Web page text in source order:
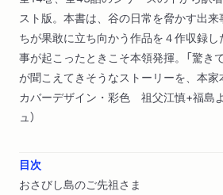
スト版。本書は、谷の日常を脅かす出
ちが果敢に立ち向かう作品を４作収録
事が起こったときこそ本領発揮。「驚き
が聞こえてきそうなストーリーを、本家
カバーデザイン・彩色 祖父江慎+福島
ュ）
目次
おさびし島のご先祖さま